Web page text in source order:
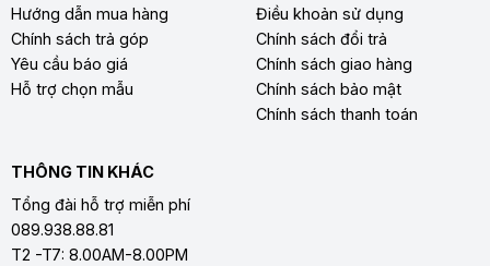
Hướng dẫn mua hàng
Chính sách trả góp
Yêu cầu báo giá
Hỗ trợ chọn mẫu
Điều khoản sử dụng
Chính sách đổi trả
Chính sách giao hàng
Chính sách bảo mật
Chính sách thanh toán
THÔNG TIN KHÁC
Tổng đài hỗ trợ miễn phí
089.938.88.81
T2 -T7: 8.00AM-8.00PM